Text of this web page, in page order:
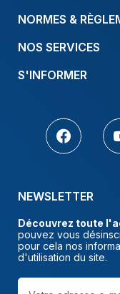
NORMES &
NOS SERVICES
S'INFORMER
NEWSLETTER
Découvrez toute
pouvez vous
pour cela nos
d'utilisation du site.